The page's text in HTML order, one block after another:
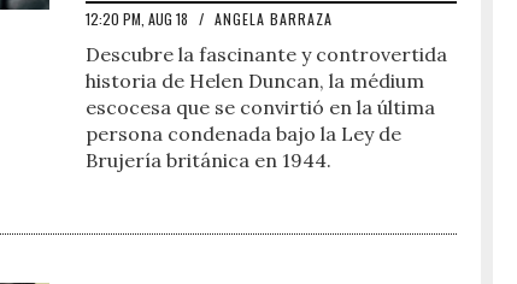
12:20 PM, AUG 18 / ANGELA BARRAZA
Descubre la fascinante y controvertida
historia de Helen Duncan, la médium
escocesa que se convirtió en la última
persona condenada bajo la Ley de
Brujería británica en 1944.